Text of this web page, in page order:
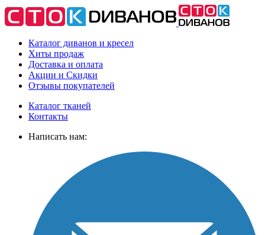
Каталог диванов и кресел
Хиты продаж
Доставка и оплата
Акции и Скидки
Отзывы покупателей
Каталог тканей
Контакты
Написать нам: